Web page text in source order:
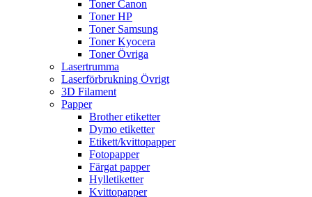
Toner Canon
Toner HP
Toner Samsung
Toner Kyocera
Toner Övriga
Lasertrumma
Laserförbrukning Övrigt
3D Filament
Papper
Brother etiketter
Dymo etiketter
Etikett/kvittopapper
Fotopapper
Färgat papper
Hylletiketter
Kvittopapper